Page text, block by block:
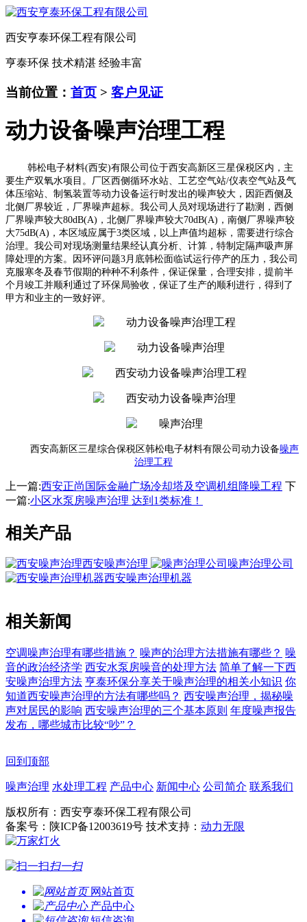
西安亨泰环保工程有限公司
亨泰环保 技术精湛 经验丰富
当前位置： 首页 > 客户见证
动力设备噪声治理工程
韩松电子材料(西安)有限公司位于西安高新区三星保税区内，主
要生产双氧水项目。厂区西侧循环水站、工艺空气站/仪表空气站及气
体压缩站、制氢装置等动力设备运行时发出的噪声较大，因距西侧及
北侧厂界较近，厂界噪声超标。我公司人员对现场进行了勘测，西侧
厂界噪声较大80dB(A)，北侧厂界噪声较大70dB(A)，南侧厂界噪声较
大75dB(A)，本区域应属于3类区域，以上声值均超标，需要进行综合
治理。我公司对现场测量结果经认真分析、计算，特制定隔声吸声屏
障处理的方案。因环评问题3月底韩松面临试运行停产的压力，我公司
克服寒冬及春节假期的种种不利条件，保证保量，合理安排，提前半
个月竣工并顺利通过了环保局验收，保证了生产的顺利进行，得到了
甲方和业主的一致好评。
西安高新区三星综合保税区韩松电子材料有限公司动力设备噪声
治理工程
上一篇:西安正尚国际金融广场冷却塔及空调机组降噪工程 下
一篇:小区水泵房噪声治理 达到1类标准！
相关产品
西安噪声治理
噪声治理公司
西安噪声治理机器
相关新闻
空调噪声治理有哪些措施？ 噪声的治理方法措施有哪些？ 噪
音的政治经济学 西安水泵房噪音的处理方法 简单了解一下西
安噪声治理方法 亨泰环保分享关于噪声治理的相关小知识 你
知道西安噪声治理的方法有哪些吗？ 西安噪声治理，揭秘噪
声对居民的影响 西安噪声治理的三个基本原则 年度噪声报告
发布，哪些城市比较“吵”？
回到顶部
噪声治理 水处理工程 产品中心 新闻中心 公司简介 联系我们
版权所有：西安亨泰环保工程有限公司
备案号：陕ICP备12003619号 技术支持： 动力无限
扫一扫
网站首页
产品中心